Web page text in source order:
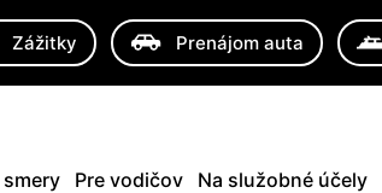
Zážitky Prenájom auta
smery Pre vodičov Na služobné účely